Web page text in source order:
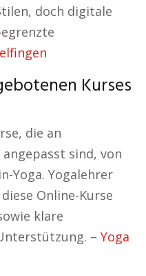
doch digitale
Kurses
die an
sind, von
Yoga. Yogalehrer
Online-Kurse
klare
– Yoga